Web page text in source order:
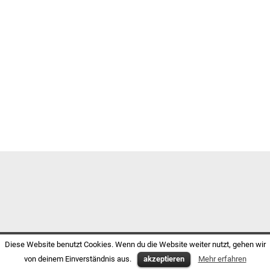
Diese Website benutzt Cookies. Wenn du die Website weiter nutzt, gehen wir
von deinem Einverständnis aus.
akzeptieren Mehr erfahren